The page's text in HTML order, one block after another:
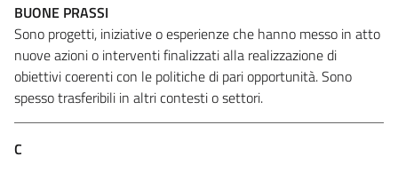
BUONE PRASSI
Sono progetti, iniziative o esperienze che hanno messo in atto
nuove azioni o interventi finalizzati alla realizzazione di
obiettivi coerenti con le politiche di pari opportunità. Sono
spesso trasferibili in altri contesti o settori.
C